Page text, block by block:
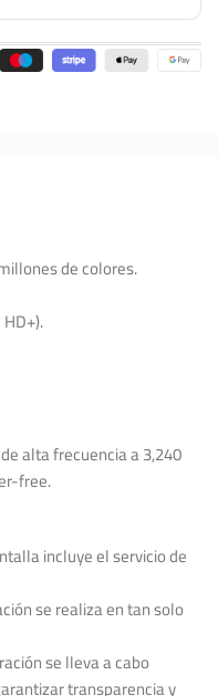
de colores.
alta frecuencia a 3,240
free.
incluye el servicio de
se realiza en tan solo
se lleva a cabo
transparencia y